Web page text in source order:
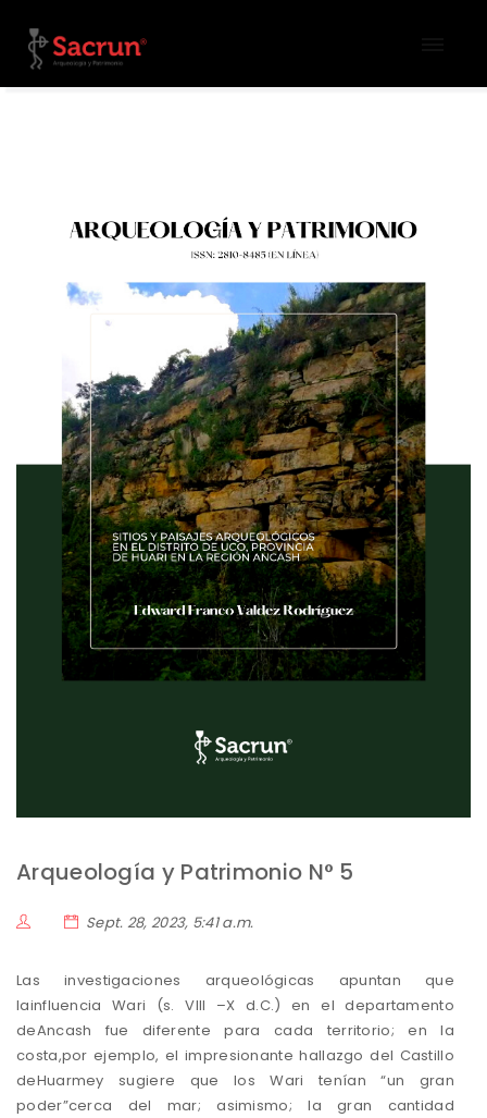
Arqueología y Patrimonio N° 5
Sept. 28, 2023, 5:41 a.m.
Las investigaciones arqueológicas apuntan que
lainfluencia Wari (s. VIII –X d.C.) en el departamento
deAncash fue diferente para cada territorio; en la
costa,por ejemplo, el impresionante hallazgo del Castillo
deHuarmey sugiere que los Wari tenían “un gran
poder”cerca del mar; asimismo; la gran cantidad